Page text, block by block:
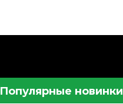
Популярные новинки